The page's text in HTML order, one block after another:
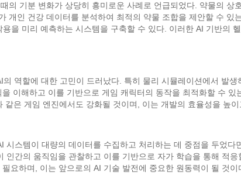
의 기분 변화가 상당히 흥미로운 사례로 언급되었다. 약물의 상
개인 건강 데이터를 분석하여 최적의 약물 조합을 제안할 수 있
을 미리 예측하는 시스템을 구축할 수 있다. 이러한 AI 기반의
역할에 대한 고민이 드러났다. 특히 물리 시뮬레이션에서 발
이해하고 이를 기반으로 게임 캐릭터의 동작을 최적화할 수 있
은 게임 엔진에서도 강화될 것이며, 이는 개발의 효율성을 높
스템이 대량의 데이터를 수집하고 처리하는 데 중점을 두었다
간의 움직임을 관찰하고 이를 기반으로 자가 학습을 통해 적
요하며, 이는 앞으로의 AI 기술 발전에 중요한 원동력이 될 것이